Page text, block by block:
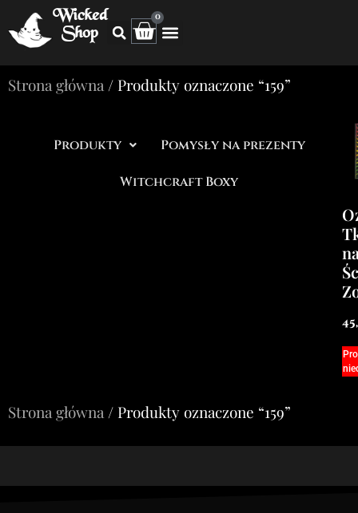
Wicked
Shop
0
Strona główna / Produkty oznaczone “159”
Produkty Pomysły na prezenty
Witchcraft Boxy
Strona główna / Produkty oznaczone “159”